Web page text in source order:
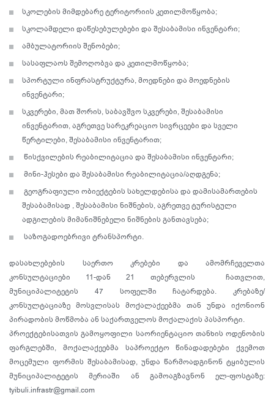
სკოლების მიმდებარე ტერიტორიის კეთილმოწყობა;
სკოლამდელი დაწესებულებები და შესაბამისი ინვენტარი;
ამბულატორიის შენობები;
სასაფლაოს შემოღობვა და კეთილმოწყობა;
სპორტული ინფრასტრუქტურა, მოედნები და მოედნების
ინვენტარი;
სკვერები, მათ შორის, საბავშვო სკვერები, შესაბამისი
ინვენტარით, აგრეთვე სარეკრეაციო სივრცეები და სველი
წერტილები, შესაბამისი ინვენტარით;
წისქვილების რეაბილიტაცია და შესაბამისი ინვენტარი;
მინი-ჰესები და შესაბამისი რეაბილიტაცია/აღდგენა;
გეოგრაფიული ობიექტების სახელდებისა და დამისამართების
შესაბამისად , შესაბამისი ნიშნების, აგრეთვე ტურისტული
ადგილების მიმანიშნებელი ნიშნების განთავსება;
საზოგადოებრივი ტრანსპორტი.
დასახლებების საერთო კრებები და ამომრჩეველთა
კონსულტაციები 11-დან 21 თებერვლის ჩათვლით,
მუნიციპალიტეტის 47 სოფელში ჩატარდება. კრებაზე/
კონსულტაციაზე მოსვლისას მოქალაქეებმა თან უნდა იქონიონ
პირადობის მოწმობა ან საქართველოს მოქალაქის პასპორტი.
პროექტებისათვის გამოყოფილი საორიენტაციო თანხის ოდენობის
ფარგლებში, მოქალაქეებმა საპროექტო წინადადებები ქვემოთ
მოცემული ფორმის შესაბამისად, უნდა წარმოადგინონ ტყიბულის
მუნიციპალიტეტის მერიაში ან გამოაგზავნონ ელ-ფოსტაზე:
tyibuli.infrastr@gmail.com